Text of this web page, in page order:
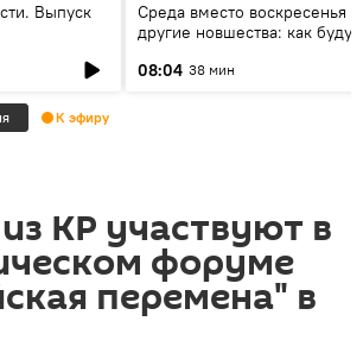
Выпуск
Среда вместо воскресенья и
другие новшества: как будут
08:04 38 мин
К эфиру
КР участвуют в
форуме
перемена" в